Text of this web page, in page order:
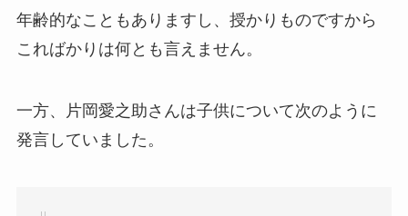
年収や仕事は？結婚相手との
馴れ初めも調査！
年齢的なこともありますし、授かりものですから
こればかりは何とも言えません。
一方、片岡愛之助さんは子供について次のように
発言していました。